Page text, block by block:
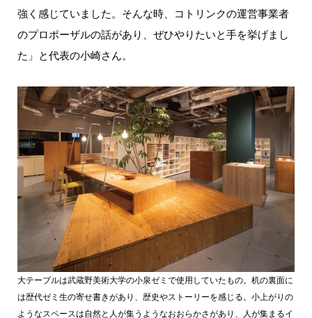
強く感じていました。そんな時、コトリンクの運営事業者
のプロポーザルの話があり、ぜひやりたいと手を挙げまし
た」と代表の小崎さん。
大テーブルは武蔵野美術大学の小泉ゼミで使用していたもの。机の裏面に
は歴代ゼミ生の寄せ書きがあり、歴史やストーリーを感じる。小上がりの
ようなスペースは自然と人が集うようなおおらかさがあり、人が集まるイ